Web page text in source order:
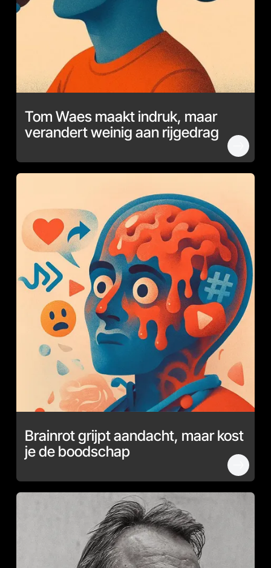
Tom Waes maakt indruk, maar
verandert weinig aan rijgedrag
Brainrot grijpt aandacht, maar kost
je de boodschap